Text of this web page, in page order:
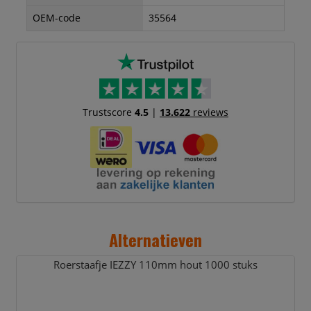
OEM-code 35564
Trustscore 4.5| 13.622reviews
Alternatieven
Roerstaafje IEZZY 110mm hout 1000 stuks